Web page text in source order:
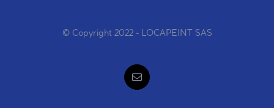
© Copyright 2022 - LOCAPEINT SAS
Email